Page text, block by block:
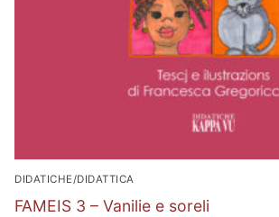
DIDATICHE/DIDATTICA
FAMEIS 3 – Vanilie e soreli